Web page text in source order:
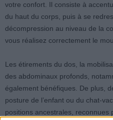
votre confort. Il consiste à
du haut du corps, puis à se
décompression au niveau de la
vous réalisez correctement le
Les étirements du dos, la
des abdominaux profonds,
également bénéfiques. De plus,
posture de l’enfant ou du chat-
positions ancestrales, reconnues